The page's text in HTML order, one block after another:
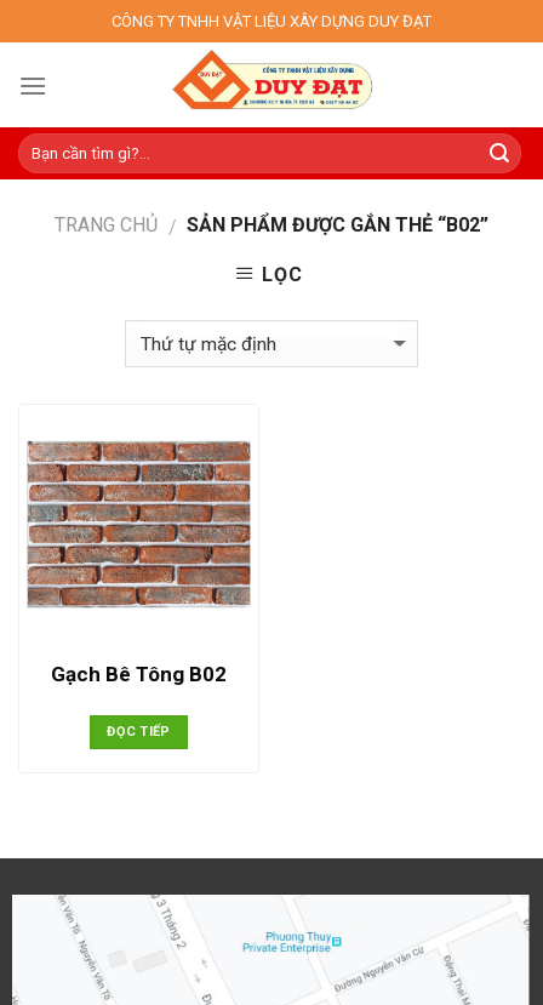
to
content
CÔNG TY TNHH VẬT LIỆU XÂY DỰNG DUY ĐẠT
TRANG CHỦ / SẢN PHẨM ĐƯỢC GẮN THẺ “B02”
LỌC
Gạch Bê Tông B02
ĐỌC TIẾP